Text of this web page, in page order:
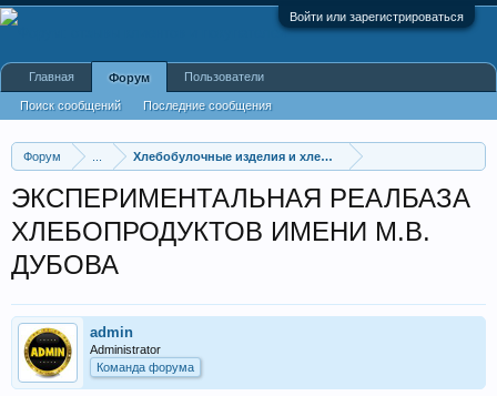
Войти или зарегистрироваться
Форум Хлебобулочные изделия и хлеб оптом
ЭКСПЕРИМЕНТАЛЬНАЯ РЕАЛБАЗА
ХЛЕБОПРОДУКТОВ ИМЕНИ М.В.
ДУБОВА
admin
Administrator
Команда форума
Главная Форум
Поиск сообщений Последние сообщения
Пользователи